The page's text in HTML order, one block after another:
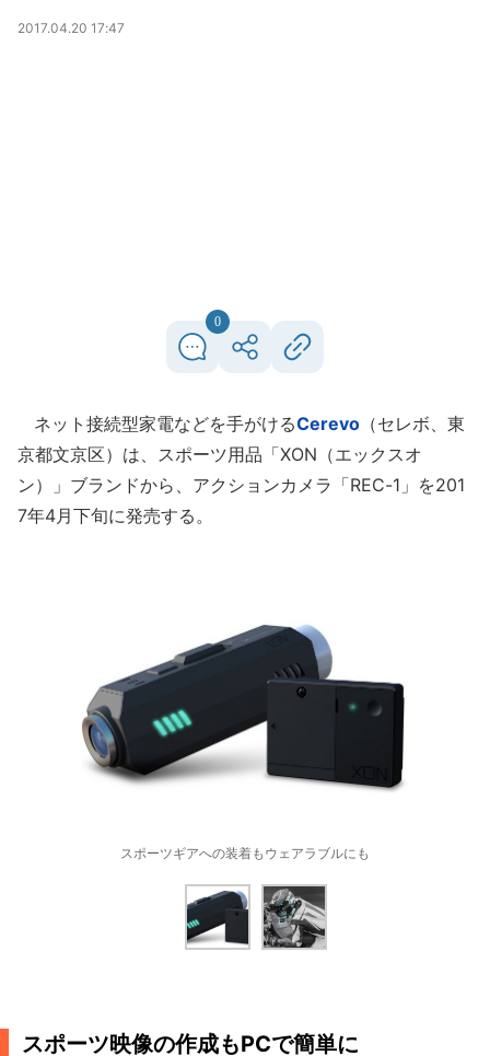
2017.04.20 17:47
0
ネット接続型家電などを手がけるCerevo （セレボ、東
京都文京区）は、スポーツ用品「XON（エックスオ
ン）」ブランドから、アクションカメラ「REC-1」を201
7年4月下旬に発売する。
スポーツギアへの装着もウェアラブルにも
スポーツ映像の作成もPCで簡単に